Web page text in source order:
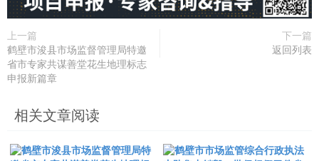
上一篇
鹤壁市浚县市场监督管理局特邀
省市专家共谋善堂花生地理标志
申报新篇章
下一篇
返回列表
相关文章阅读